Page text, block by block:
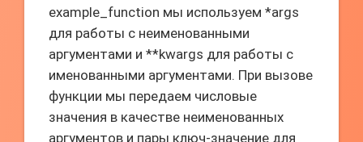
example_function мы используем *args
для работы с неименованными
аргументами и **kwargs для работы с
именованными аргументами. При вызове
функции мы передаем числовые
значения в качестве неименованных
аргументов и пары ключ-значение для